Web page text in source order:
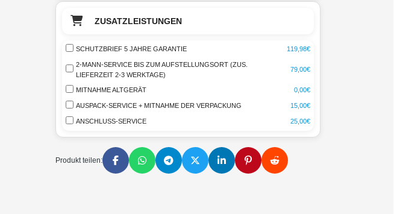
ZUSATZLEISTUNGEN
SCHUTZBRIEF 5 JAHRE GARANTIE 119,98€
2-MANN-SERVICE BIS ZUM AUFSTELLUNGSORT (ZUS.
LIEFERZEIT 2-3 WERKTAGE)
79,00€
MITNAHME ALTGERÄT 0,00€
AUSPACK-SERVICE + MITNAHME DER VERPACKUNG 15,00€
ANSCHLUSS-SERVICE 25,00€
Produkt teilen: